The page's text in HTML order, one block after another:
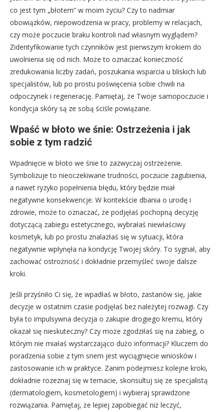
co jest tym „błotem” w moim życiu? Czy to nadmiar
obowiązków, niepowodzenia w pracy, problemy w relacjach,
czy może poczucie braku kontroli nad własnym wyglądem?
Zidentyfikowanie tych czynników jest pierwszym krokiem do
uwolnienia się od nich. Może to oznaczać konieczność
zredukowania liczby zadań, poszukania wsparcia u bliskich lub
specjalistów, lub po prostu poświęcenia sobie chwili na
odpoczynek i regenerację. Pamiętaj, że Twoje samopoczucie i
kondycja skóry są ze sobą ściśle powiązane.
Wpaść w błoto we śnie: Ostrzeżenia i jak
sobie z tym radzić
Wpadnięcie w błoto we śnie to zazwyczaj ostrzeżenie.
Symbolizuje to nieoczekiwane trudności, poczucie zagubienia,
a nawet ryzyko popełnienia błędu, który będzie miał
negatywne konsekwencje. W kontekście dbania o urodę i
zdrowie, może to oznaczać, że podjęłaś pochopną decyzję
dotyczącą zabiegu estetycznego, wybrałaś niewłaściwy
kosmetyk, lub po prostu znalazłaś się w sytuacji, która
negatywnie wpłynęła na kondycję Twojej skóry. To sygnał, aby
zachować ostrożność i dokładnie przemyśleć swoje dalsze
kroki.
Jeśli przyśniło Ci się, że wpadłaś w błoto, zastanów się, jakie
decyzje w ostatnim czasie podjęłaś bez należytej rozwagi. Czy
była to impulsywna decyzja o zakupie drogiego kremu, który
okazał się nieskuteczny? Czy może zgodziłaś się na zabieg, o
którym nie miałaś wystarczająco dużo informacji? Kluczem do
poradzenia sobie z tym snem jest wyciągnięcie wniosków i
zastosowanie ich w praktyce. Zanim podejmiesz kolejne kroki,
dokładnie rozeznaj się w temacie, skonsultuj się ze specjalistą
(dermatologiem, kosmetologiem) i wybieraj sprawdzone
rozwiązania. Pamiętaj, że lepiej zapobiegać niż leczyć,